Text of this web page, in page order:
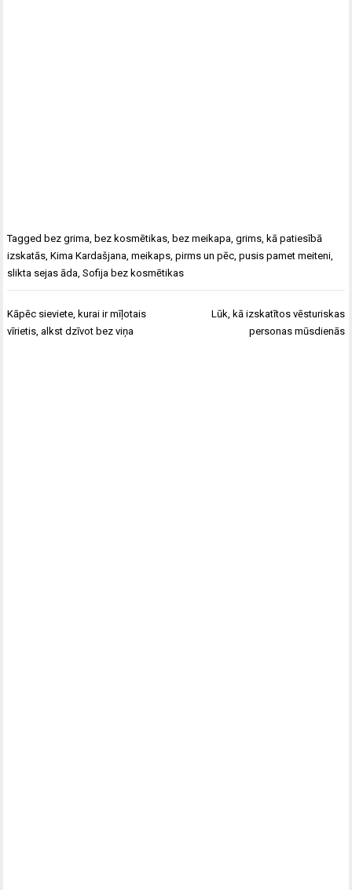
Taggedbez grima ,bez kosmētikas ,bez meikapa ,grims ,kā patiesībā
izskatās ,Kima Kardašjana ,meikaps ,pirms un pēc ,pusis pamet meiteni
slikta sejas āda ,Sofija bez kosmētikas
Ziņu
izvēlne
Kāpēc sieviete, kurai ir mīļotais
vīrietis, alkst dzīvot bez viņa
Lūk, kā izskatītos vēsturiskas
personas mūsdienās